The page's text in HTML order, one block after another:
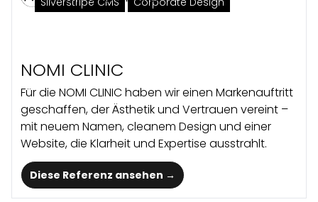
NOMI CLINIC
Für die NOMI CLINIC haben wir einen Markenauftritt
geschaffen, der Ästhetik und Vertrauen vereint –
mit neuem Namen, cleanem Design und einer
Website, die Klarheit und Expertise ausstrahlt.​
Diese Referenz ansehen →